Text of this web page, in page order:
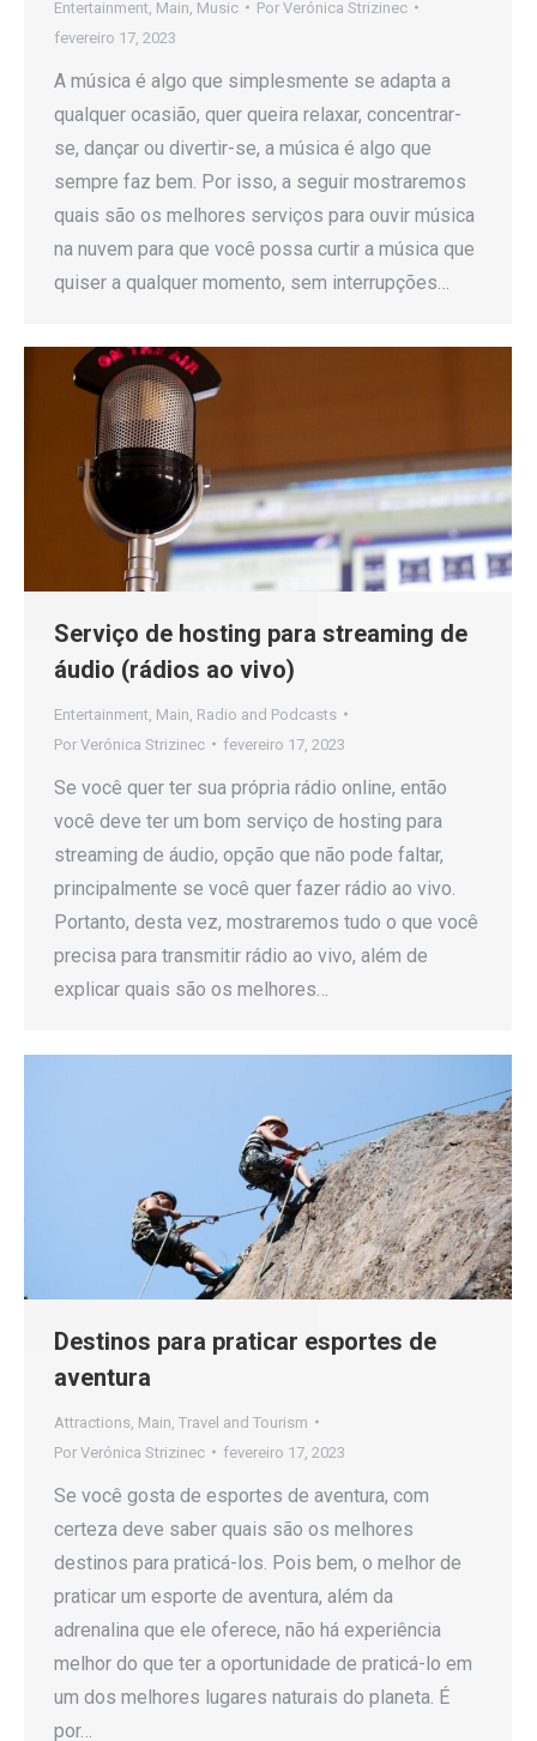
Entertainment Main Music Por Verónica Strizinec
fevereiro 17, 2023
A música é algo que simplesmente se adapta a
qualquer ocasião, quer queira relaxar, concentrar-
se, dançar ou divertir-se, a música é algo que
sempre faz bem. Por isso, a seguir mostraremos
quais são os melhores serviços para ouvir música
na nuvem para que você possa curtir a música que
quiser a qualquer momento, sem interrupções…
Serviço de hosting para streaming de
áudio (rádios ao vivo)
Entertainment Main Radio and Podcasts
Por Verónica Strizinec fevereiro 17, 2023
Se você quer ter sua própria rádio online, então
você deve ter um bom serviço de hosting para
streaming de áudio, opção que não pode faltar,
principalmente se você quer fazer rádio ao vivo.
Portanto, desta vez, mostraremos tudo o que você
precisa para transmitir rádio ao vivo, além de
explicar quais são os melhores…
Destinos para praticar esportes de
aventura
Attractions Main Travel and Tourism
Por Verónica Strizinec fevereiro 17, 2023
Se você gosta de esportes de aventura, com
certeza deve saber quais são os melhores
destinos para praticá-los. Pois bem, o melhor de
praticar um esporte de aventura, além da
adrenalina que ele oferece, não há experiência
melhor do que ter a oportunidade de praticá-lo em
um dos melhores lugares naturais do planeta. É
por…